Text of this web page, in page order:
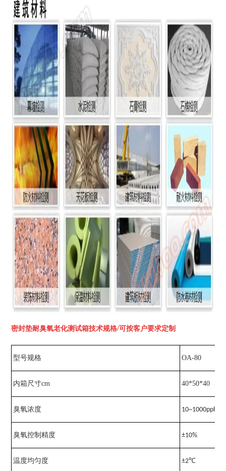
密封垫耐臭氧老化测试箱技术规格/可按客户要求定制
型号规格 OA-80
内箱尺寸cm 40*50*40
臭氧浓度 10~1000pphm
臭氧控制精度 ±10%
温度均匀度 ±2℃